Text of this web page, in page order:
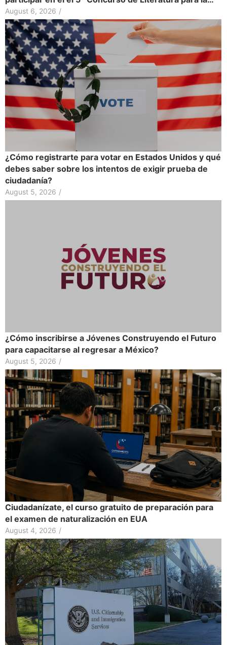
August 6, 2026 /
¿Cómo registrarte para votar en Estados Unidos y qué
debes saber sobre los intentos de exigir prueba de
ciudadanía?
August 5, 2026 /
¿Cómo inscribirse a Jóvenes Construyendo el Futuro
para capacitarse al regresar a México?
August 5, 2026 /
Ciudadanízate, el curso gratuito de preparación para
el examen de naturalización en EUA
August 4, 2026 /